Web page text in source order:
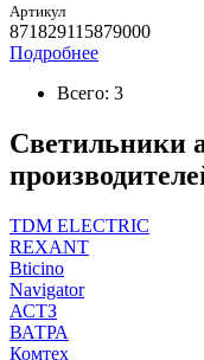
Артикул
871829115879000
Подробнее
Всего: 3
Светильники
TDM ELECTRIC
REXANT
Bticino
Navigator
АСТЗ
ВАТРА
Комтех